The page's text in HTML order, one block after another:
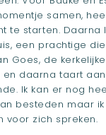
samen,
te starten. Daarna
een prachtige
Goes, de kerkelijke
en daarna taart
Ik kan er nog
besteden maar
voor zich spreken.